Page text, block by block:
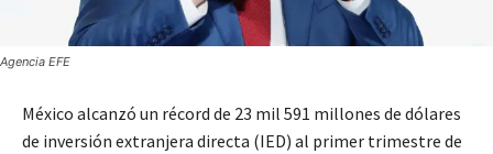
Agencia EFE
México alcanzó un récord de 23 mil 591 millones de dólares
de inversión extranjera directa (IED) al primer trimestre de